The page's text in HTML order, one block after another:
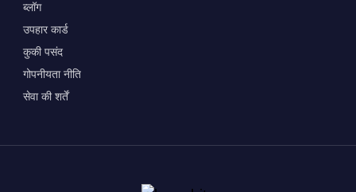
ब्लॉग
उपहार कार्ड
कुकी पसंद
गोपनीयता नीति
सेवा की शर्तें